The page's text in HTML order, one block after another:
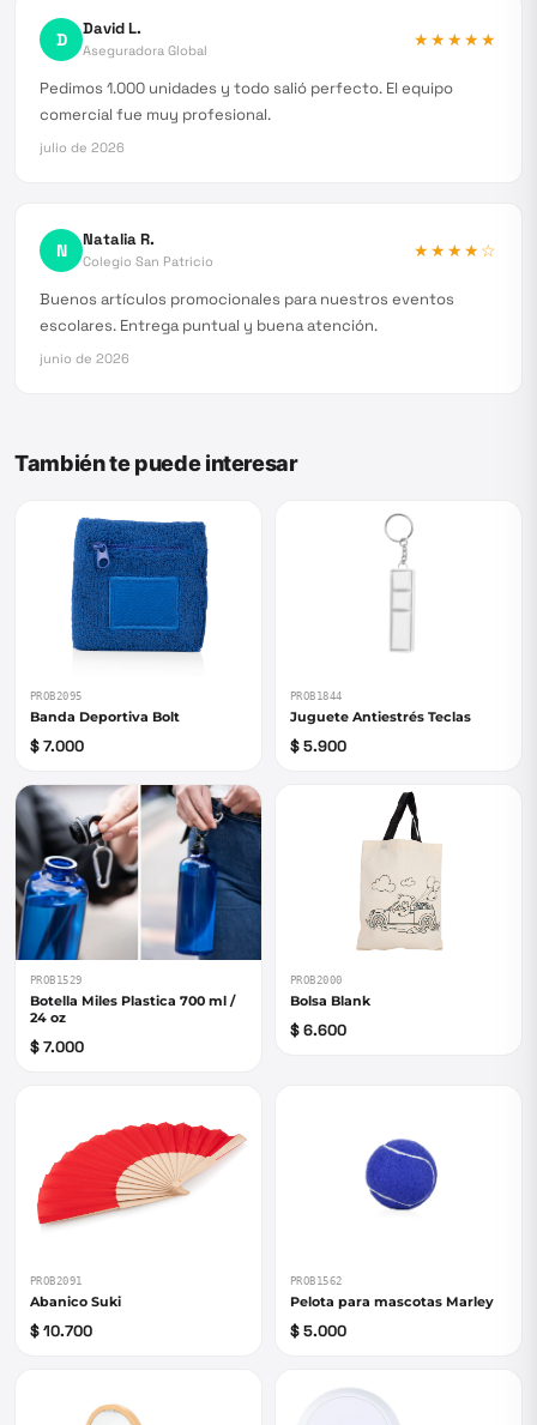
D David L.
Aseguradora Global
★★★★★
Pedimos 1.000 unidades y todo salió perfecto. El equipo
comercial fue muy profesional.
julio de 2026
N Natalia R.
Colegio San Patricio
★★★★☆
Buenos artículos promocionales para nuestros eventos
escolares. Entrega puntual y buena atención.
junio de 2026
También te puede interesar
PROB2095
Banda Deportiva Bolt
$ 7.000
PROB1844
Juguete Antiestrés Teclas
$ 5.900
PROB1529
Botella Miles Plastica 700 ml /
24 oz
$ 7.000
PROB2000
Bolsa Blank
$ 6.600
PROB2091
Abanico Suki
$ 10.700
PROB1562
Pelota para mascotas Marley
$ 5.000